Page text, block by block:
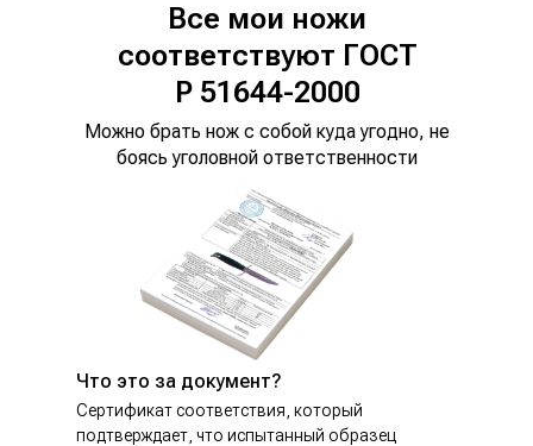
Сертификат соответствия, который
подтверждает, что испытанный образец
Что это за документ?
Можно брать нож с собой куда угодно, не
боясь уголовной ответственности
Все мои ножи
соответствуют ГОСТ
Р 51644-2000